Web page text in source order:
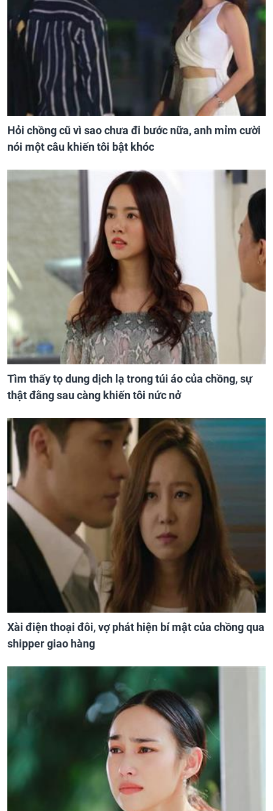
Hỏi chồng cũ vì sao chưa đi bước nữa, anh mỉm cười
nói một câu khiến tôi bật khóc
Tìm thấy tọ dung dịch lạ trong túi áo của chồng, sự
thật đằng sau càng khiến tôi nức nở
Xài điện thoại đôi, vợ phát hiện bí mật của chồng qua
shipper giao hàng